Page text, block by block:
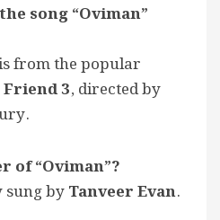
song “Oviman”
from the popular
3, directed by
of “Oviman”?
sung byTanveer Evan.